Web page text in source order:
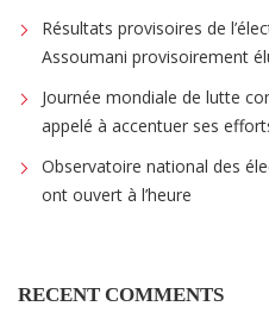
Résultats provisoires de
Assoumani provisoirement
Journée mondiale de lutte
appelé à accentuer ses
Observatoire national des
ont ouvert à l’heure
RECENT COMMENTS